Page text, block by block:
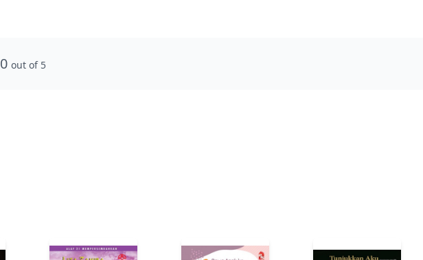
0 out of 5